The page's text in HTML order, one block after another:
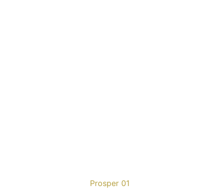
Prosper 01